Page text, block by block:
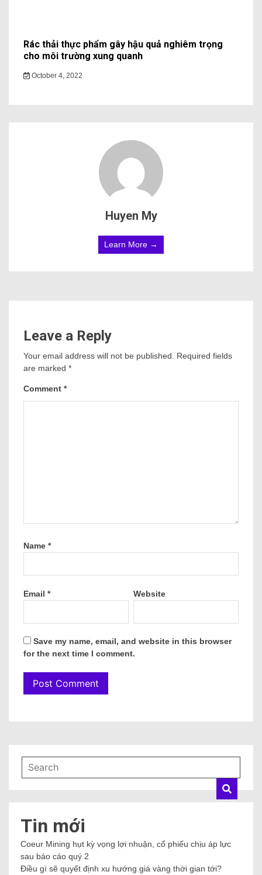
Rác thải thực phẩm gây hậu quả nghiêm trọng
cho môi trường xung quanh
October 4, 2022
Huyen My
Learn More →
Leave a Reply
Your email address will not be published. Required fields
are marked *
Comment *
Name *
Email * Website
Save my name, email, and website in this browser
for the next time I comment.
Tin mới
Coeur Mining hụt kỳ vọng lợi nhuận, cổ phiếu chịu áp lực
sau báo cáo quý 2
Điều gì sẽ quyết định xu hướng giá vàng thời gian tới?